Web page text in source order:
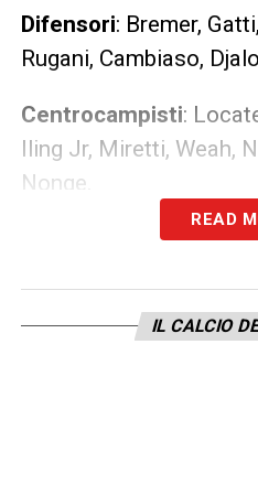
Difensori: Bremer,
Rugani, Cambiaso,
Centrocampisti:
Iling Jr, Miretti, Weah,
Nonge.
: Chiesa,
LA PLAYLIST DELLE
READ
IL CALCIO